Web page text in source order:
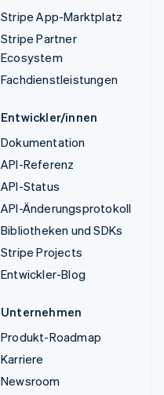
Stripe App-Marktplatz
Stripe Partner
Ecosystem
Fachdienstleistungen
Entwickler/innen
Dokumentation
API-Referenz
API-Status
API-Änderungsprotokoll
Bibliotheken und SDKs
Stripe Projects
Entwickler-Blog
Unternehmen
Produkt-Roadmap
Karriere
Newsroom